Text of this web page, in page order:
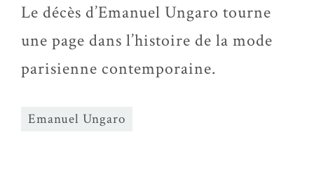
Le décès d’Emanuel Ungaro tourne
une page dans l’histoire de la mode
parisienne contemporaine.
Emanuel Ungaro